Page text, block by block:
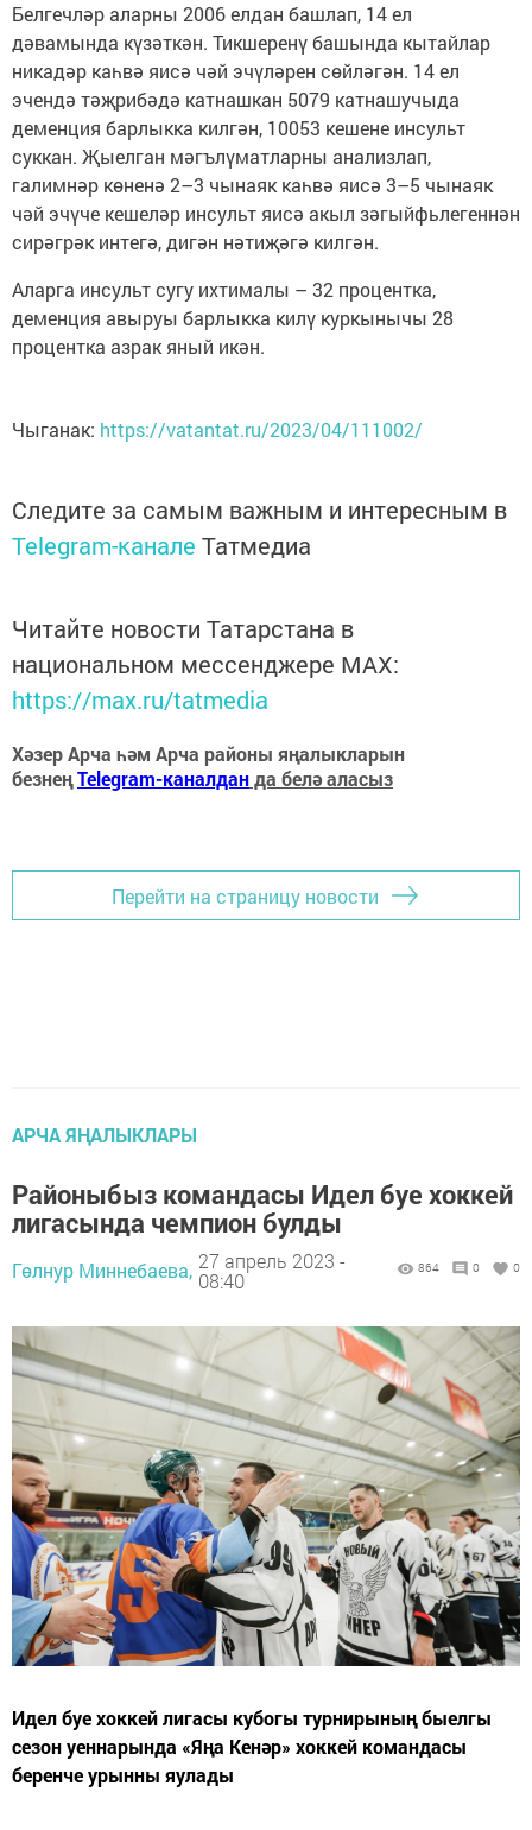
Белгечләр аларны 2006 елдан башлап, 14 ел
дәвамында күзәткән. Тикшеренү башында кытайлар
никадәр каһвә яисә чәй эчүләрен сөйләгән. 14 ел
эчендә тәҗрибәдә катнашкан 5079 катнашучыда
деменция барлыкка килгән, 10053 кешене инсульт
суккан. Җыелган мәгълүматларны анализлап,
галимнәр көненә 2–3 чынаяк каһвә яисә 3–5 чынаяк
чәй эчүче кешеләр инсульт яисә акыл зәгыйфьлегеннән
сирәгрәк интегә, дигән нәтиҗәгә килгән.
Аларга инсульт сугу ихтималы – 32 процентка,
деменция авыруы барлыкка килү куркынычы 28
процентка азрак яный икән.
Чыганак: https://vatantat.ru/2023/04/111002/
Следите за самым важным и интересным в
Telegram-канале Татмедиа
Читайте новости Татарстана в
национальном мессенджере MАХ:
https://max.ru/tatmedia
Хәзер Арча һәм Арча районы яңалыкларын
безнеңTelegram-каналданда белә аласыз
Перейти на страницу новости
АРЧА ЯҢАЛЫКЛАРЫ
Районыбыз командасы Идел буе хоккей
лигасында чемпион булды
Гөлнур Миннебаева, 27 апрель 2023 -
08:40
864 0 0
Идел буе хоккей лигасы кубогы турнирының быелгы
сезон уеннарында «Яңа Кенәр» хоккей командасы
беренче урынны яулады